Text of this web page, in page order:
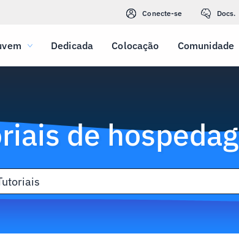
Conecte-se Docs.
Dedicada Colocação Comunidade
de